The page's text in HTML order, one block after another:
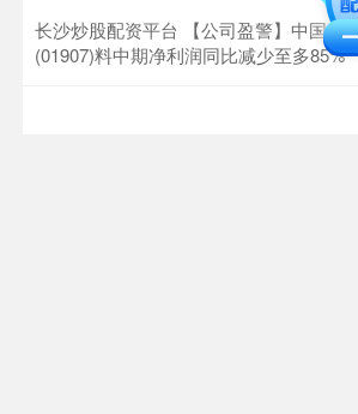
长沙炒股配资平台 【公司盈警】中国旭
(01907)料中期净利润同比减少至多85%